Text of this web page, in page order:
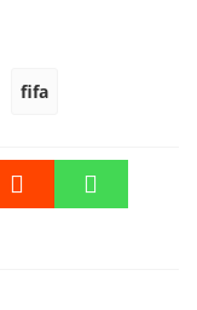
fifa